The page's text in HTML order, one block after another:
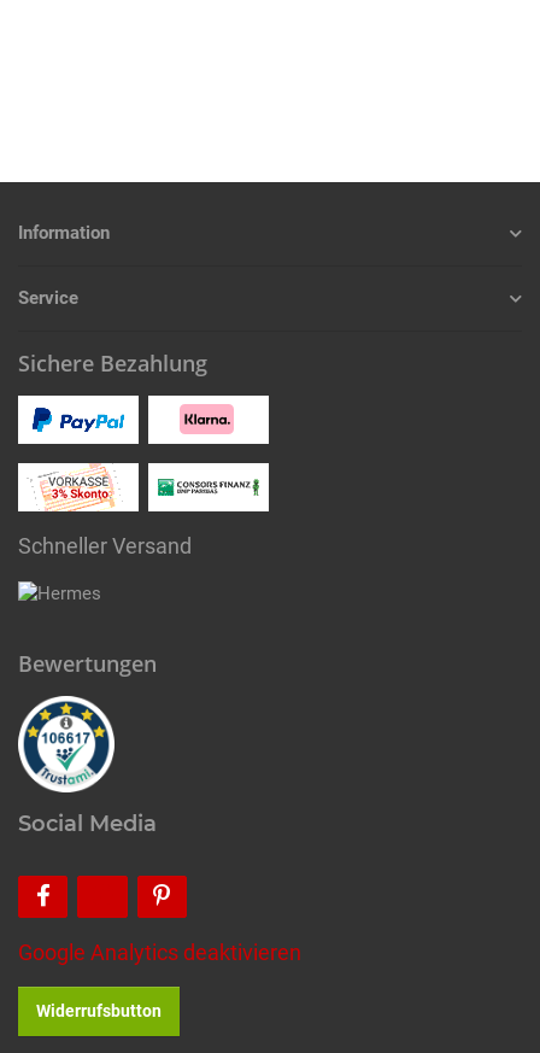
Information
Service
Sichere Bezahlung
Schneller Versand
Bewertungen
Social Media
Google Analytics deaktivieren
Widerrufsbutton